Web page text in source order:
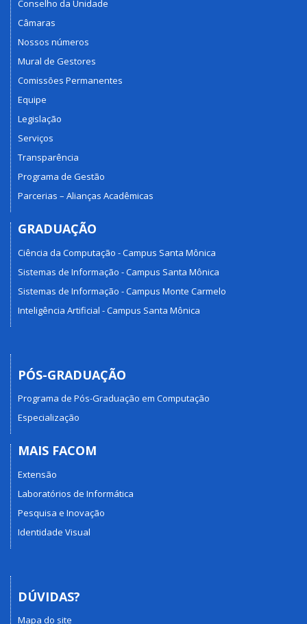
Conselho da Unidade
Câmaras
Nossos números
Mural de Gestores
Comissões Permanentes
Equipe
Legislação
Serviços
Transparência
Programa de Gestão
Parcerias – Alianças Acadêmicas
GRADUAÇÃO
Ciência da Computação - Campus Santa Mônica
Sistemas de Informação - Campus Santa Mônica
Sistemas de Informação - Campus Monte Carmelo
Inteligência Artificial - Campus Santa Mônica
PÓS-GRADUAÇÃO
Programa de Pós-Graduação em Computação
Especialização
MAIS FACOM
Extensão
Laboratórios de Informática
Pesquisa e Inovação
Identidade Visual
DÚVIDAS?
Mapa do site